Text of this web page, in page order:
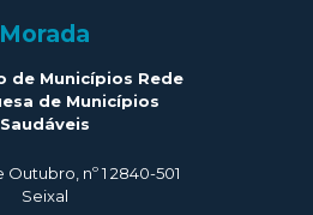
Morada
de Municípios Rede
de Municípios
Saudáveis
Outubro, nº 1 2840-501
Seixal